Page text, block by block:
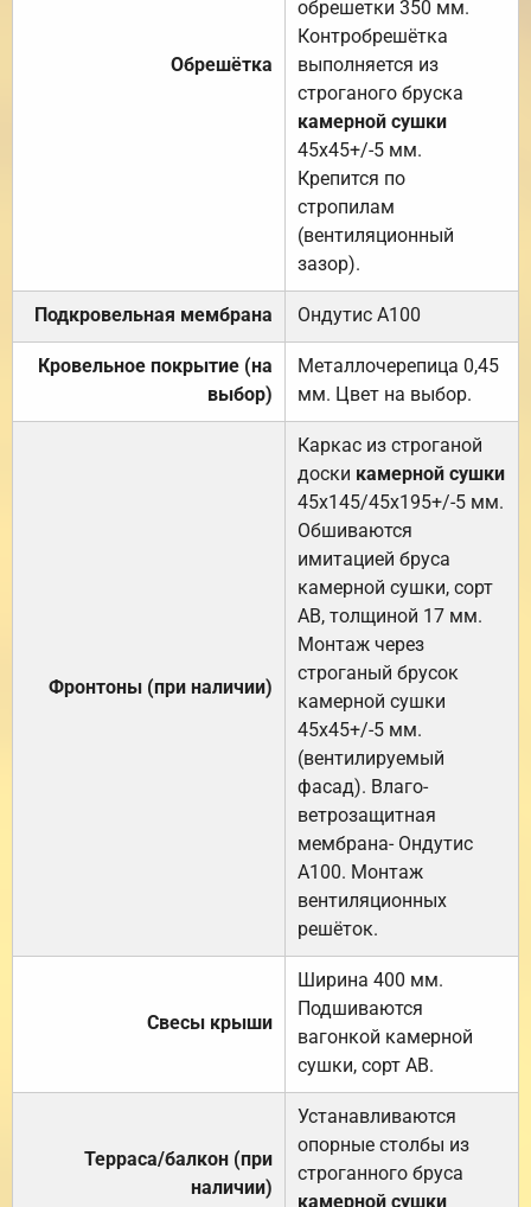
Обрешётка
обрешетки 350 мм.
Контробрешётка
выполняется из
строганого бруска
камерной сушки
45х45+/-5 мм.
Крепится по
стропилам
(вентиляционный
зазор).
Подкровельная мембрана Ондутис А100
Кровельное покрытие (на
выбор)
Металлочерепица 0,45
мм. Цвет на выбор.
Фронтоны (при наличии)
Каркас из строганой
доски камерной сушки
45х145/45х195+/-5 мм.
Обшиваются
имитацией бруса
камерной сушки, сорт
АВ, толщиной 17 мм.
Монтаж через
строганый брусок
камерной сушки
45х45+/-5 мм.
(вентилируемый
фасад). Влаго-
ветрозащитная
мембрана- Ондутис
А100. Монтаж
вентиляционных
решёток.
Свесы крыши
Ширина 400 мм.
Подшиваются
вагонкой камерной
сушки, сорт АВ.
Терраса/балкон (при
наличии)
Устанавливаются
опорные столбы из
строганного бруса
камерной сушки